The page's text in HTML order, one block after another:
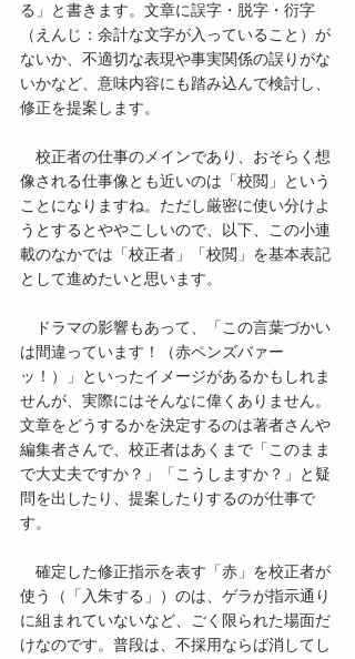
る」と書きます。文章に誤字・脱字・衍字
（えんじ：余計な文字が入っていること）が
ないか、不適切な表現や事実関係の誤りがな
いかなど、意味内容にも踏み込んで検討し、
修正を提案します。
校正者の仕事のメインであり、おそらく想
像される仕事像とも近いのは「校閲」という
ことになりますね。ただし厳密に使い分けよ
うとするとややこしいので、以下、この小連
載のなかでは「校正者」「校閲」を基本表記
として進めたいと思います。
ドラマの影響もあって、「この言葉づかい
は間違っています！（赤ペンズバァー
ッ！）」といったイメージがあるかもしれま
せんが、実際にはそんなに偉くありません。
文章をどうするかを決定するのは著者さんや
編集者さんで、校正者はあくまで「このまま
で大丈夫ですか？」「こうしますか？」と疑
問を出したり、提案したりするのが仕事で
す。
確定した修正指示を表す「赤」を校正者が
使う（「入朱する」）のは、ゲラが指示通り
に組まれていないなど、ごく限られた場面だ
けなのです。普段は、不採用ならば消してし